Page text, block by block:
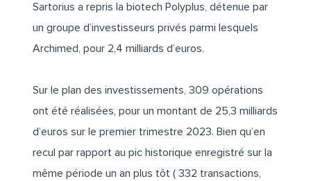
Sartorius a repris la biotech Polyplus, détenue par
un groupe d’investisseurs privés parmi lesquels
Archimed, pour 2,4 milliards d’euros.
Sur le plan des investissements, 309 opérations
ont été réalisées, pour un montant de 25,3 milliards
d’euros sur le premier trimestre 2023. Bien qu’en
recul par rapport au pic historique enregistré sur la
même période un an plus tôt ( 332 transactions,